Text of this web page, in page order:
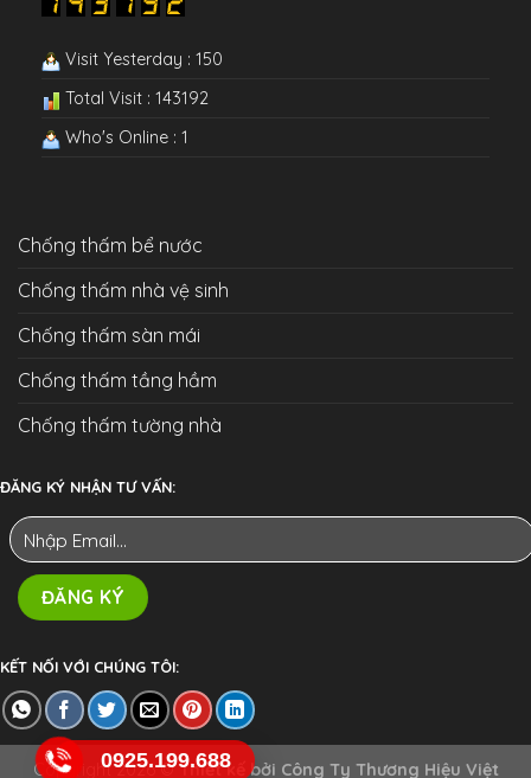
Visit Yesterday : 150
Total Visit : 143192
Who's Online : 1
Chống thấm bể nước
Chống thấm nhà vệ sinh
Chống thấm sàn mái
Chống thấm tầng hầm
Chống thấm tường nhà
ĐĂNG KÝ NHẬN TƯ VẤN:
KẾT NỐI VỚI CHÚNG TÔI:
Copyright 2026 ©Thiết kế bởi Công Ty Thương Hiệu Việt
0925.199.688